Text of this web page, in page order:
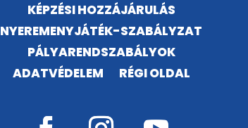
KÉPZÉSI HOZZÁJÁRULÁS
NYEREMENYJÁTÉK-SZABÁLYZAT
PÁLYARENDSZABÁLYOK
ADATVÉDELEM
RÉGI OLDAL